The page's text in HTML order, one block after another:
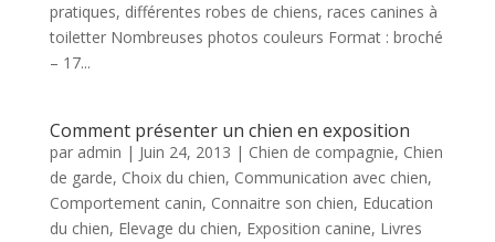
pratiques, différentes robes de chiens, races canines à
toiletter Nombreuses photos couleurs Format : broché
– 17...
Comment présenter un chien en exposition
par admin | Juin 24, 2013 | Chien de compagnie, Chien
de garde, Choix du chien, Communication avec chien,
Comportement canin, Connaitre son chien, Education
du chien, Elevage du chien, Exposition canine, Livres